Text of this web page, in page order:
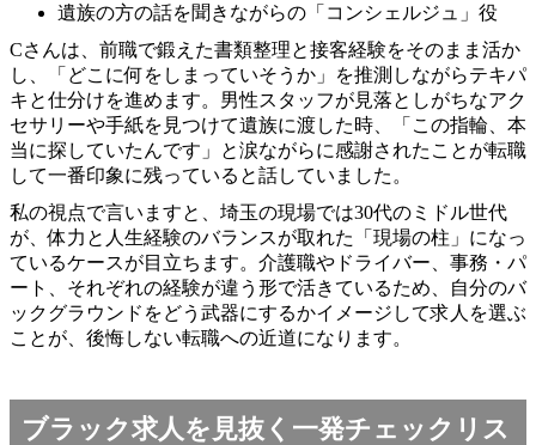
遺族の方の話を聞きながらの「コンシェルジュ」役
Cさんは、前職で鍛えた書類整理と接客経験をそのまま活か
し、「どこに何をしまっていそうか」を推測しながらテキパ
キと仕分けを進めます。男性スタッフが見落としがちなアク
セサリーや手紙を見つけて遺族に渡した時、「この指輪、本
当に探していたんです」と涙ながらに感謝されたことが転職
して一番印象に残っていると話していました。
私の視点で言いますと、埼玉の現場では30代のミドル世代
が、体力と人生経験のバランスが取れた「現場の柱」になっ
ているケースが目立ちます。介護職やドライバー、事務・パ
ート、それぞれの経験が違う形で活きているため、自分のバ
ックグラウンドをどう武器にするかイメージして求人を選ぶ
ことが、後悔しない転職への近道になります。
ブラック求人を見抜く一発チェックリス